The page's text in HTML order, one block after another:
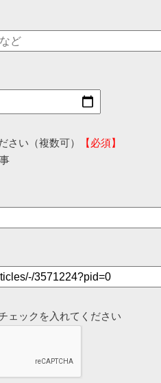
さい（複数可）
【必須】
ェックを入れてください